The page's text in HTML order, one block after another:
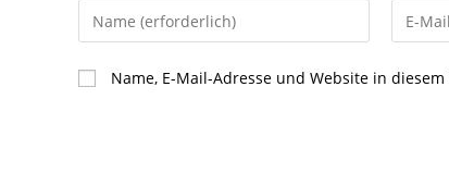
Gib
deinen
Namen
oder
Gib
deine
Name, E-Mail-Adresse und Website in